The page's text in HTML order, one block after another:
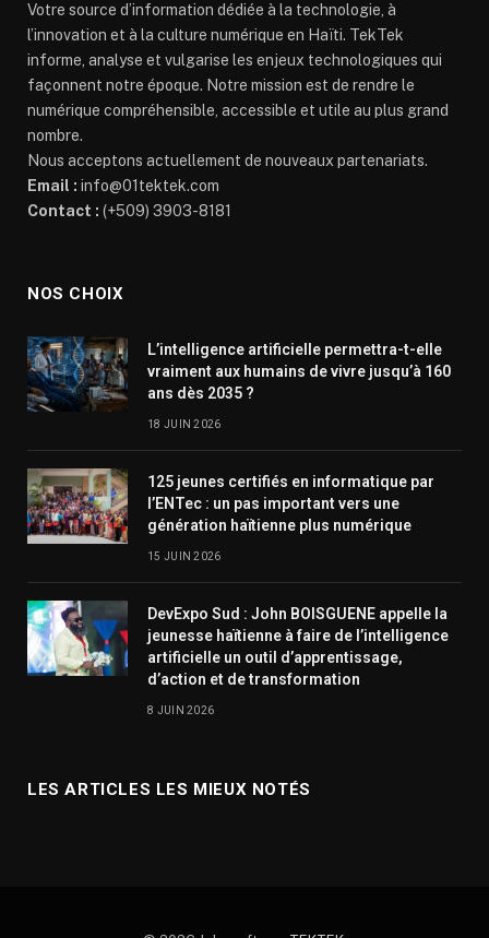
Votre source d’information dédiée à la technologie, à
l’innovation et à la culture numérique en Haïti. TekTek
informe, analyse et vulgarise les enjeux technologiques qui
façonnent notre époque. Notre mission est de rendre le
numérique compréhensible, accessible et utile au plus grand
nombre.
Nous acceptons actuellement de nouveaux partenariats.
Email : info@01tektek.com
Contact : (+509) 3903-8181
NOS CHOIX
L’intelligence artificielle permettra-t-elle
vraiment aux humains de vivre jusqu’à 160
ans dès 2035 ?
18 JUIN 2026
125 jeunes certifiés en informatique par
l’ENTec : un pas important vers une
génération haïtienne plus numérique
15 JUIN 2026
DevExpo Sud : John BOISGUENE appelle la
jeunesse haïtienne à faire de l’intelligence
artificielle un outil d’apprentissage,
d’action et de transformation
8 JUIN 2026
LES ARTICLES LES MIEUX NOTÉS